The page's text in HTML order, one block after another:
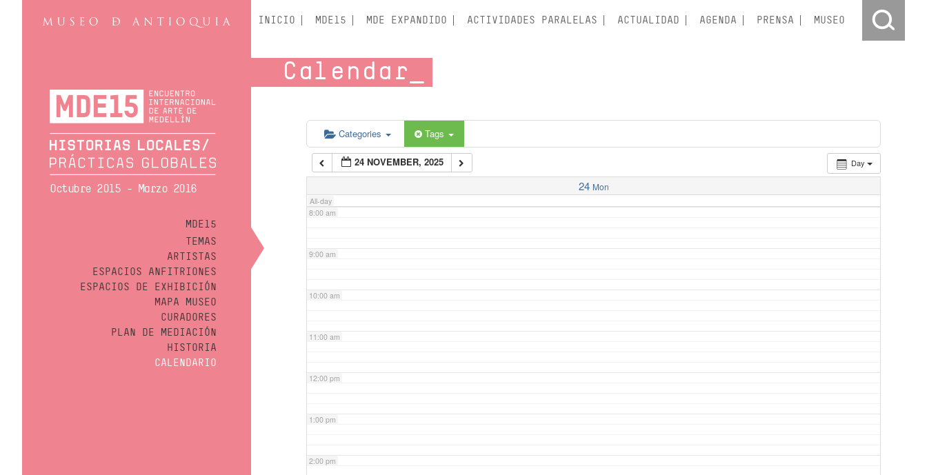
Octubre 2015 - Marzo 2016
MDE15
TEMAS
ARTISTAS
ESPACIOS ANFITRIONES
ESPACIOS DE EXHIBICIÓN
MAPA MUSEO
CURADORES
PLAN DE MEDIACIÓN
HISTORIA
CALENDARIO
INICIO MDE15 MDE EXPANDIDO ACTIVIDADES PARALELAS ACTUALIDAD AGENDA PRENSA MUSEO
Calendar
Categories Tags
Day
24 NOVEMBER, 2025
24 Mon
All-day
5:00 am
6:00 am
7:00 am
8:00 am
9:00 am
10:00 am
11:00 am
12:00 pm
1:00 pm
2:00 pm